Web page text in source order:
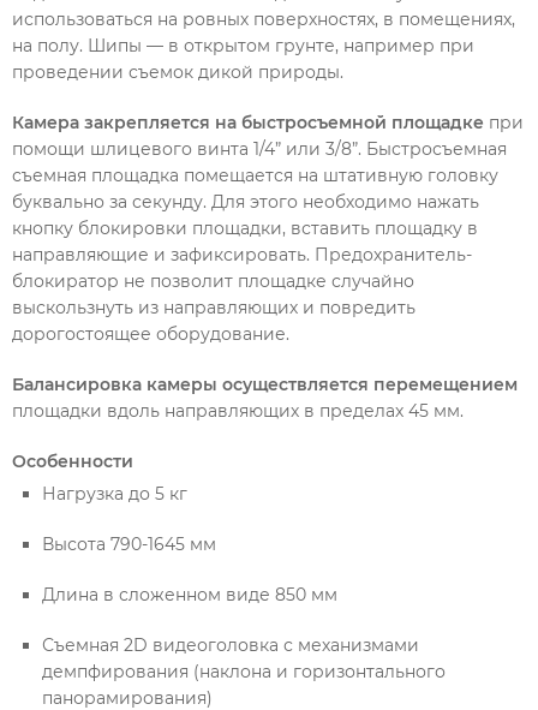
использоваться на ровных поверхностях, в помещениях,
на полу. Шипы — в открытом грунте, например при
проведении съемок дикой природы.
Камера закрепляется на быстросъемной площадке при
помощи шлицевого винта 1/4” или 3/8”. Быстросъемная
съемная площадка помещается на штативную головку
буквально за секунду. Для этого необходимо нажать
кнопку блокировки площадки, вставить площадку в
направляющие и зафиксировать. Предохранитель-
блокиратор не позволит площадке случайно
выскользнуть из направляющих и повредить
дорогостоящее оборудование.
Балансировка камеры осуществляется перемещением
площадки вдоль направляющих в пределах 45 мм.
Особенности
Нагрузка до 5 кг
Высота 790-1645 мм
Длина в сложенном виде 850 мм
Съемная 2D видеоголовка с механизмами
демпфирования (наклона и горизонтального
панорамирования)